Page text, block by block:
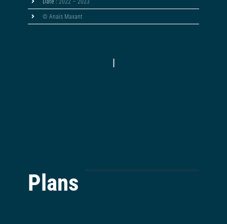
Date : 2022 – 2023
© Anaïs Maxant
|
Plans